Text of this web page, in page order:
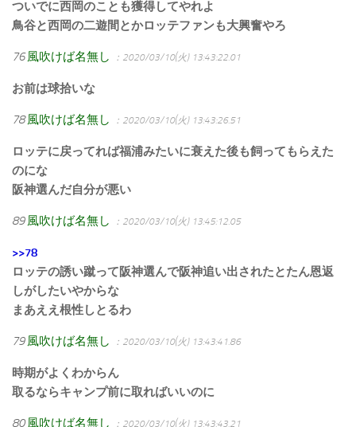
ついでに西岡のことも獲得してやれよ
鳥谷と西岡の二遊間とかロッテファンも大興奮やろ
76 風吹けば名無し ：2020/03/10(火) 13:43:22.01
お前は球拾いな
78 風吹けば名無し ：2020/03/10(火) 13:43:26.51
ロッテに戻ってれば福浦みたいに衰えた後も飼ってもらえた
のにな
阪神選んだ自分が悪い
89 風吹けば名無し ：2020/03/10(火) 13:45:12.05
>>78
ロッテの誘い蹴って阪神選んで阪神追い出されたとたん恩返
しがしたいやからな
まあええ根性しとるわ
79 風吹けば名無し ：2020/03/10(火) 13:43:41.86
時期がよくわからん
取るならキャンプ前に取ればいいのに
80 風吹けば名無し ：2020/03/10(火) 13:43:43.21